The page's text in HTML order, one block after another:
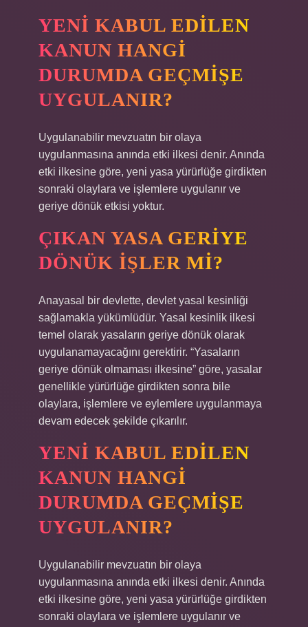
YENI KABUL EDILEN
KANUN HANGI
DURUMDA GEÇMIŞE
UYGULANIR?
Uygulanabilir mevzuatın bir olaya
uygulanmasına anında etki ilkesi denir. Anında
etki ilkesine göre, yeni yasa yürürlüğe girdikten
sonraki olaylara ve işlemlere uygulanır ve
geriye dönük etkisi yoktur.
ÇIKAN YASA GERIYE
DÖNÜK IŞLER MI?
Anayasal bir devlette, devlet yasal kesinliği
sağlamakla yükümlüdür. Yasal kesinlik ilkesi
temel olarak yasaların geriye dönük olarak
uygulanamayacağını gerektirir. “Yasaların
geriye dönük olmaması ilkesine” göre, yasalar
genellikle yürürlüğe girdikten sonra bile
olaylara, işlemlere ve eylemlere uygulanmaya
devam edecek şekilde çıkarılır.
YENI KABUL EDILEN
KANUN HANGI
DURUMDA GEÇMIŞE
UYGULANIR?
Uygulanabilir mevzuatın bir olaya
uygulanmasına anında etki ilkesi denir. Anında
etki ilkesine göre, yeni yasa yürürlüğe girdikten
sonraki olaylara ve işlemlere uygulanır ve